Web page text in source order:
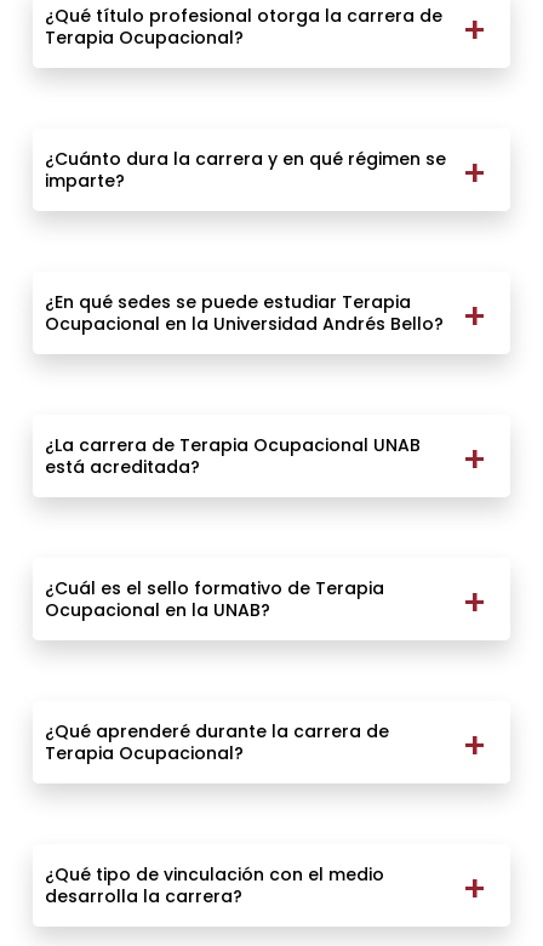
¿Qué título profesional otorga la carrera de
Terapia Ocupacional?
¿Cuánto dura la carrera y en qué régimen se
imparte?
¿En qué sedes se puede estudiar Terapia
Ocupacional en la Universidad Andrés Bello?
¿La carrera de Terapia Ocupacional UNAB
está acreditada?
¿Cuál es el sello formativo de Terapia
Ocupacional en la UNAB?
¿Qué aprenderé durante la carrera de
Terapia Ocupacional?
¿Qué tipo de vinculación con el medio
desarrolla la carrera?